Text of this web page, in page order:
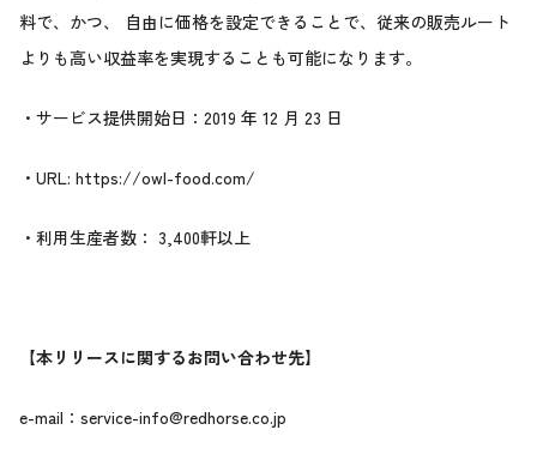
料で、かつ、 自由に価格を設定できることで、従来の販売ルート
よりも高い収益率を実現することも可能になります。
・サービス提供開始日：2019 年 12 月 23 日
・URL: https://owl-food.com/
・利用生産者数： 3,400軒以上
【本リリースに関するお問い合わせ先】
e-mail： service-info@redhorse.co.jp